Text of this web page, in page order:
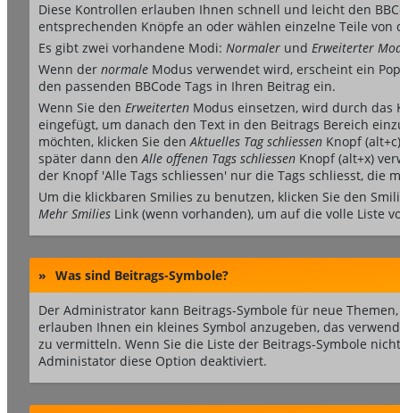
Diese Kontrollen erlauben Ihnen schnell und leicht den
entsprechenden Knöpfe an oder wählen einzelne Teile von
Es gibt zwei vorhandene Modi: Normaler und Erweiterter
Wenn der normale Modus verwendet wird, erscheint ein
den passenden BBCode Tags in Ihren Beitrag ein.
Wenn Sie den Erweiterten Modus einsetzen, wird durch das
eingefügt, um danach den Text in den Beitrags Bereich
möchten, klicken Sie denAktuelles Tag schliessen Knopf
später dann denAlle offenen Tags schliessen Knopf (alt+x)
der Knopf 'Alle Tags schliessen' nur die Tags schliesst, die
Um die klickbaren Smilies zu benutzen, klicken Sie den
Mehr Smilies Link (wenn vorhanden), um auf die volle Liste
» Was sind Beitrags-Symbole?
Der Administrator kann Beitrags-Symbole für neue
erlauben Ihnen ein kleines Symbol anzugeben, das
zu vermitteln. Wenn Sie die Liste der Beitrags-Symbole
Administator diese Option deaktiviert.